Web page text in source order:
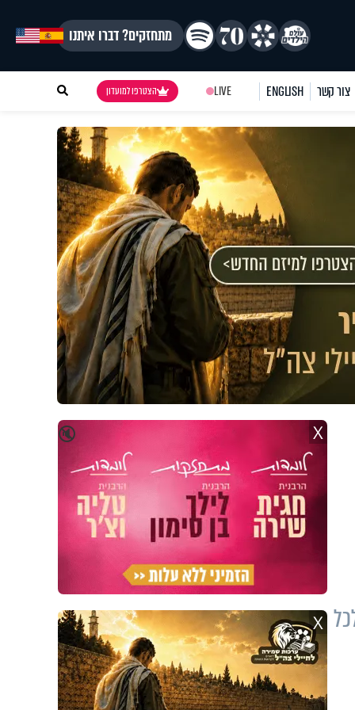
מתחזקים? דברו איתנו
צור קשר ENGLISH
LIVE הצטרפו למועדון
🔇 X
X